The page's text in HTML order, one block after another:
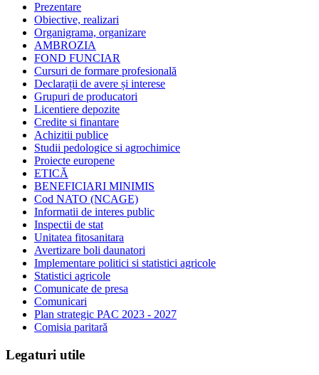
Prezentare
Obiective, realizari
Organigrama, organizare
AMBROZIA
FOND FUNCIAR
Cursuri de formare profesională
Declarații de avere și interese
Grupuri de producatori
Licentiere depozite
Credite si finantare
Achizitii publice
Studii pedologice si agrochimice
Proiecte europene
ETICĂ
BENEFICIARI MINIMIS
Cod NATO (NCAGE)
Informatii de interes public
Inspectii de stat
Unitatea fitosanitara
Avertizare boli daunatori
Implementare politici si statistici agricole
Statistici agricole
Comunicate de presa
Comunicari
Plan strategic PAC 2023 - 2027
Comisia paritară
Legaturi utile